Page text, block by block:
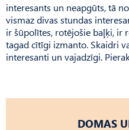
interesants un neapgūts, tā
vismaz divas stundas
ir šūpolītes, rotējošie baļķi, ir
tagad cītīgi izmanto. Skaidri
interesanti un vajadzīgi.
DOMAS